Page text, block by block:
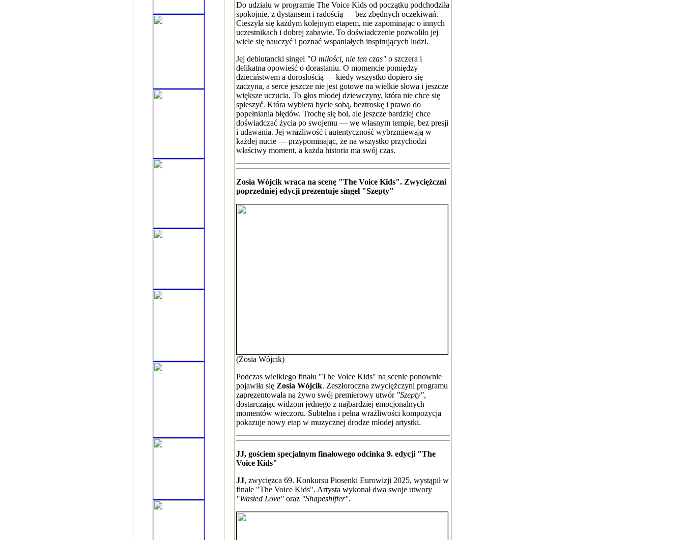
Do udziału w programie The Voice Kids od początku podchodziła
spokojnie, z dystansem i radością — bez zbędnych oczekiwań.
Cieszyła się każdym kolejnym etapem, nie zapominając o innych
uczestnikach i dobrej zabawie. To doświadczenie pozwoliło jej
wiele się nauczyć i poznać wspaniałych inspirujących ludzi.
Jej debiutancki singel "O miłości, nie ten czas" o szczera i
delikatna opowieść o dorastaniu. O momencie pomiędzy
dzieciństwem a dorosłością — kiedy wszystko dopiero się
zaczyna, a serce jeszcze nie jest gotowe na wielkie słowa i jeszcze
większe uczucia. To głos młodej dziewczyny, która nie chce się
spieszyć. Która wybiera bycie sobą, beztroskę i prawo do
popełniania błędów. Trochę się boi, ale jeszcze bardziej chce
doświadczać życia po swojemu — we własnym tempie, bez presji
i udawania. Jej wrażliwość i autentyczność wybrzmiewają w
każdej nucie — przypominając, że na wszystko przychodzi
właściwy moment, a każda historia ma swój czas.
Zosia Wójcik wraca na scenę "The Voice Kids". Zwyciężczni
poprzedniej edycji prezentuje singel "Szepty"
(Zosia Wójcik)
Podczas wielkiego finału "The Voice Kids" na scenie ponownie
pojawiła się Zosia Wójcik. Zeszłoroczna zwyciężczyni programu
zaprezentowała na żywo swój premierowy utwór "Szepty",
dostarczając widzom jednego z najbardziej emocjonalnych
momentów wieczoru. Subtelna i pełna wrażliwości kompozycja
pokazuje nowy etap w muzycznej drodze młodej artystki.
JJ, gościem specjalnym finałowego odcinka 9. edycji "The
Voice Kids"
JJ, zwycięzca 69. Konkursu Piosenki Eurowizji 2025, wystąpił w
finale "The Voice Kids". Artysta wykonał dwa swoje utwory
"Wasted Love" oraz "Shapeshifter".